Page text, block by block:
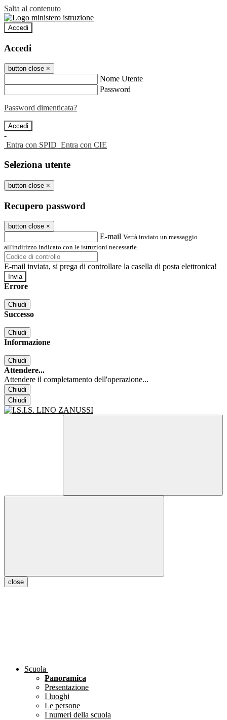
Salta al contenuto
Accedi
Accedi
button close ×
Nome Utente
Password
Password dimenticata?
-
Entra con SPID Entra con CIE
Seleziona utente
button close ×
Recupero password
button close ×
E-mail Verrà inviato un messaggio
all'indirizzo indicato con le istruzioni necessarie.
E-mail inviata, si prega di controllare la casella di posta elettronica!
Errore
Chiudi
Successo
Chiudi
Informazione
Chiudi
Attendere...
Attendere il completamento dell'operazione...
Chiudi
Chiudi
close
Scuola
Panoramica
Presentazione
I luoghi
Le persone
I numeri della scuola